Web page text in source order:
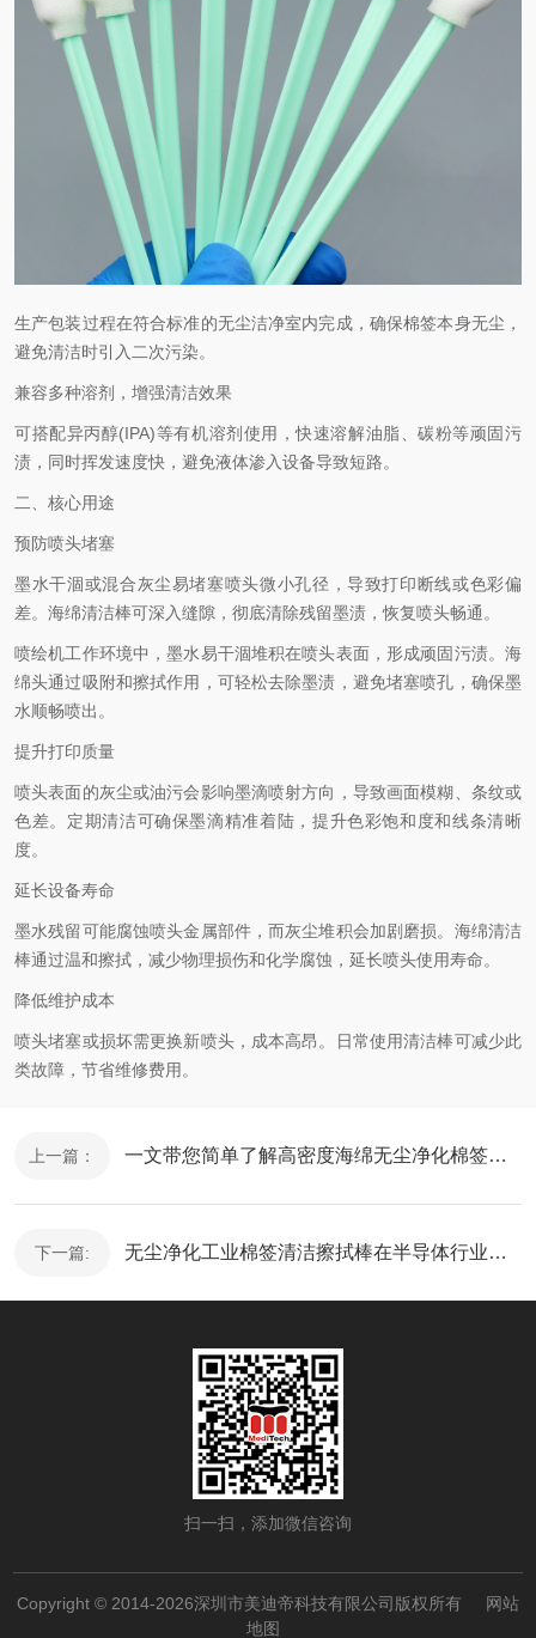
生产包装过程在符合标准的无尘洁净室内完成，确保棉签本身无尘，
避免清洁时引入二次污染。
兼容多种溶剂，增强清洁效果
可搭配异丙醇(IPA)等有机溶剂使用，快速溶解油脂、碳粉等顽固污
渍，同时挥发速度快，避免液体渗入设备导致短路。
二、核心用途
预防喷头堵塞
墨水干涸或混合灰尘易堵塞喷头微小孔径，导致打印断线或色彩偏
差。海绵清洁棒可深入缝隙，彻底清除残留墨渍，恢复喷头畅通。
喷绘机工作环境中，墨水易干涸堆积在喷头表面，形成顽固污渍。海
绵头通过吸附和擦拭作用，可轻松去除墨渍，避免堵塞喷孔，确保墨
水顺畅喷出。
提升打印质量
喷头表面的灰尘或油污会影响墨滴喷射方向，导致画面模糊、条纹或
色差。定期清洁可确保墨滴精准着陆，提升色彩饱和度和线条清晰
度。
延长设备寿命
墨水残留可能腐蚀喷头金属部件，而灰尘堆积会加剧磨损。海绵清洁
棒通过温和擦拭，减少物理损伤和化学腐蚀，延长喷头使用寿命。
降低维护成本
喷头堵塞或损坏需更换新喷头，成本高昂。日常使用清洁棒可减少此
类故障，节省维修费用。
上一篇： 一文带您简单了解高密度海绵无尘净化棉签的定义优点及用途!
下一篇: 无尘净化工业棉签清洁擦拭棒在半导体行业的常见应用!
扫一扫，添加微信咨询
Copyright © 2014-2026深圳市美迪帝科技有限公司版权所有
网站
地图